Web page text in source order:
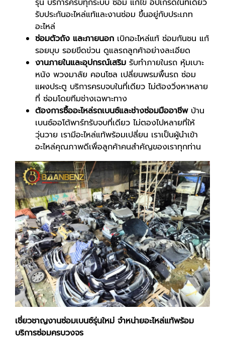
รับประกันอะไหล่แท้และงานซ่อม ขึ้นอยู่กับประเภท
อะไหล่
ซ่อมตัวถัง และภายนอก เบิกอะไหล่แท้ ซ่อมกันชน แก้
รอยบุบ รอยขีดข่วน ดูแลรถลูกค้าอย่างละเอียด
งานภายในและอุปกรณ์เสริม รับทำภายในรถ หุ้มเบาะ
หนัง พวงมาลัย คอนโซล เปลี่ยนพรมพื้นรถ ซ่อม
แผงประตู บริการครบจบในที่เดียว ไม่ต้องวิ่งหาหลาย
ที่ ซ่อมโดยทีมช่างเฉพาะทาง
ต้องการซื้ออะไหล่รถเบนซ์และช่างซ่อมมืออาชีพ บ้าน
เบนซ์ออโต้พาร์ทรับจบที่เดียว ไม่ตองไปหลายที่ให้
วุ่นวาย เรามีอะไหล่แท้พร้อมเปลี่ยน เราเป็นผู้นำเข้า
อะไหล่คุณภาพดีเพื่อลูกค้าคนสำคัญของเราทุกท่าน
เชี่ยวชาญงานซ่อมเบนซ์รุ่นใหม่ จำหน่ายอะไหล่แท้พร้อม
บริการซ่อมครบวงจร